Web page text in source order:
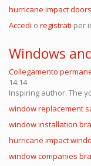
hurricane impact
Accedi o registrati per
Windows
Collegamento
14:14
Inspiring author. The
window replacement
window installation
hurricane impact
window companies